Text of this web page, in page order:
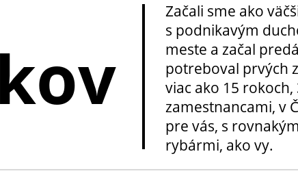
Začali sme ako
s podnikavým
meste a začal
potreboval prvých
viac ako 15 rokoch,
zamestnancami, v
pre vás, s
rybármi, ako vy.